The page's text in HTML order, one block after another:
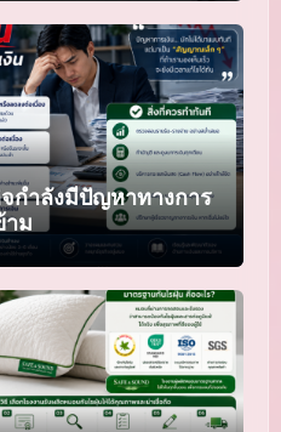
ำลังมีปัญหาทางการ
าม